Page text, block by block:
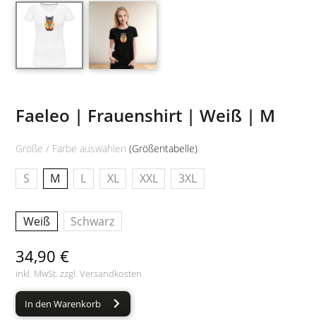
Faeleo | Frauenshirt | Weiß | M
Größe / Farbe auswählen(Größentabelle)
S M L XL XXL 3XL
Weiß Schwarz
34,90 €
inkl. MwSt. zzgl.Versandkosten
In den Warenkorb